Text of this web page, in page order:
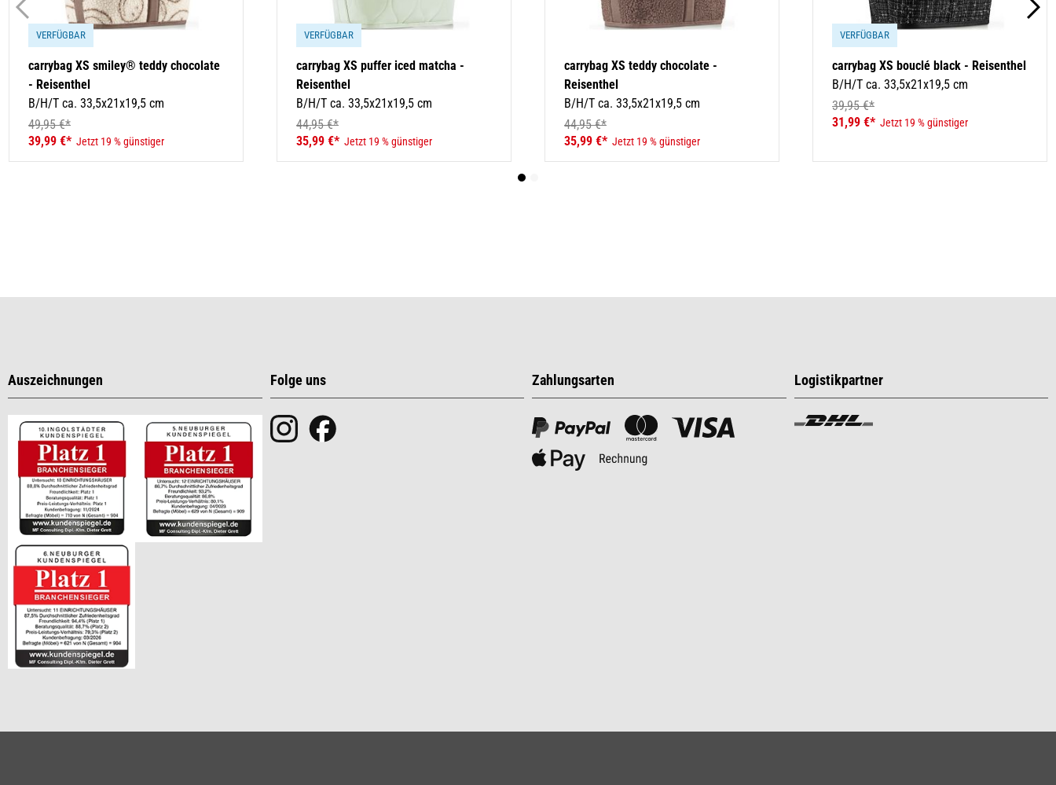
VERFÜGBAR
carrybag XS smiley® teddy chocolate
- Reisenthel
B/H/T ca. 33,5x21x19,5 cm
49,95 €*
39,99 €* Jetzt 19 % günstiger
VERFÜGBAR
carrybag XS puffer iced matcha -
Reisenthel
B/H/T ca. 33,5x21x19,5 cm
44,95 €*
35,99 €* Jetzt 19 % günstiger
carrybag XS teddy chocolate -
Reisenthel
B/H/T ca. 33,5x21x19,5 cm
44,95 €*
35,99 €* Jetzt 19 % günstiger
VERFÜGBAR
carrybag XS bouclé black - Reisenthel
B/H/T ca. 33,5x21x19,5 cm
39,95 €*
31,99 €* Jetzt 19 % günstiger
Auszeichnungen Folge uns Zahlungsarten Logistikpartner